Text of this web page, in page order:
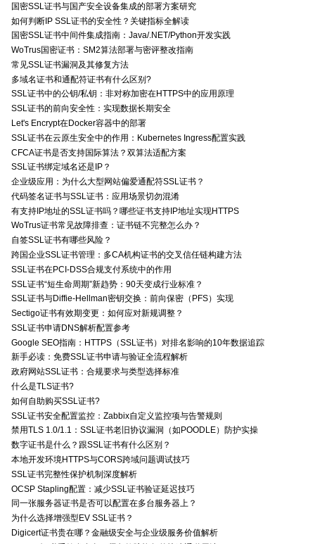
国密SSL证书与国产安全设备集成的部署方案研究
如何判断IP SSL证书的安全性？关键指标全解读
国密SSL证书中间件集成指南：Java/.NET/Python开发实践
WoTrus国密证书：SM2算法部署与密评整改指南
常见SSL证书漏洞及其修复方法
多域名证书和通配符证书有什么区别?
SSL证书中的公钥/私钥：非对称加密在HTTPS中的应用原理
SSL证书的前向安全性：实现数据长期安全
Let's Encrypt在Docker容器中的部署
SSL证书在云原生安全中的作用：Kubernetes Ingress配置实践
CFCA证书是否支持国际算法？双算法适配方案
SSL证书绑定域名还是IP？
企业级应用：为什么大型网站偏爱通配符SSL证书？
代码签名证书与SSL证书：应用场景切勿混淆
有支持IP地址的SSL证书吗？哪些证书支持IP地址实现HTTPS
WoTrus证书常见故障排查：证书链不完整怎么办？
自签SSL证书有哪些风险？
跨国企业SSL证书管理：多CA机构证书的交叉信任链构建方法
SSL证书在PCI-DSS合规支付系统中的作用
SSL证书“短生命周期”新趋势：90天变成行业标准？
SSL证书与Diffie-Hellman密钥交换：前向保密（PFS）实现
Sectigo证书有效期变更：如何应对新规调整？
SSL证书申请DNS解析配置参考
Google SEO指南：HTTPS（SSL证书）对排名影响的10年数据追踪
新手必读：免费SSL证书申请与验证全流程解析
政府网站SSL证书：合规要求与类型选择标准
什么是TLS证书?
如何自助购买SSL证书?
SSL证书安全配置监控：Zabbix自定义监控项与告警规则
禁用TLS 1.0/1.1：SSL证书老旧协议漏洞（如POODLE）防护实操
数字证书是什么？跟SSL证书有什么区别？
本地开发环境HTTPS与CORS跨域问题调试技巧
SSL证书完整性保护机制深度解析
OCSP Stapling配置：减少SSL证书验证延迟技巧
同一张服务器证书是否可以配置在多台服务器上？
为什么选择增强型EV SSL证书？
Digicert证书贵在哪？金融级安全与企业级服务价值解析